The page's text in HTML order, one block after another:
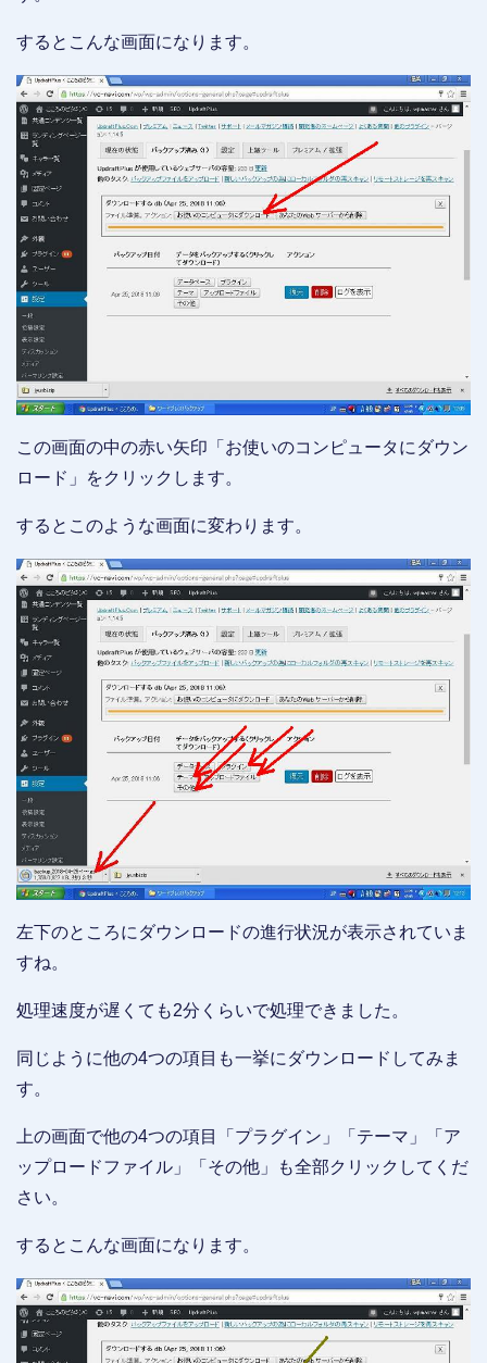
するとこんな画面になります。
この画面の中の赤い矢印「お使いのコンピュータにダウン
ロード」をクリックします。
するとこのような画面に変わります。
左下のところにダウンロードの進行状況が表示されていま
すね。
処理速度が遅くても2分くらいで処理できました。
同じように他の4つの項目も一挙にダウンロードしてみま
す。
上の画面で他の4つの項目「プラグイン」「テーマ」「ア
ップロードファイル」「その他」も全部クリックしてくだ
さい。
するとこんな画面になります。